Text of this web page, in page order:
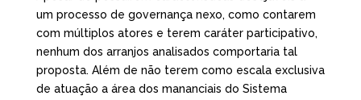
um processo de governança nexo, como contarem
com múltiplos atores e terem caráter participativo,
nenhum dos arranjos analisados comportaria tal
proposta. Além de não terem como escala exclusiva
de atuação a área dos mananciais do Sistema